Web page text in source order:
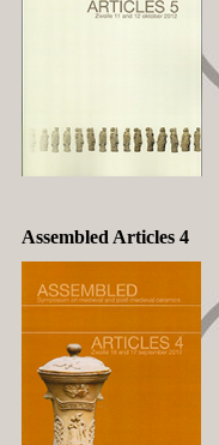
Assembled Articles 4